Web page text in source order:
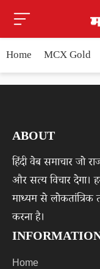
Home MCX Gold
ABOUT
हिंदी वेब समाचार जो
और सत्य विचार देगा।
माध्यम से लोकतांत्रिक
करना है।
Home